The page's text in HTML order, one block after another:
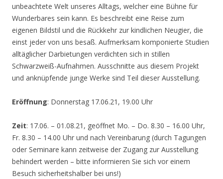
unbeachtete Welt unseres Alltags, welcher eine Bühne für
Wunderbares sein kann. Es beschreibt eine Reise zum
eigenen Bildstil und die Rückkehr zur kindlichen Neugier, die
einst jeder von uns besaß. Aufmerksam komponierte Studien
alltäglicher Darbietungen verdichten sich in stillen
Schwarzweiß-Aufnahmen. Ausschnitte aus diesem Projekt
und anknüpfende junge Werke sind Teil dieser Ausstellung.
Eröffnung: Donnerstag 17.06.21, 19.00 Uhr
Zeit: 17.06. – 01.08.21, geöffnet Mo. – Do. 8.30 – 16.00 Uhr,
Fr. 8.30 – 14.00 Uhr und nach Vereinbarung (durch Tagungen
oder Seminare kann zeitweise der Zugang zur Ausstellung
behindert werden – bitte informieren Sie sich vor einem
Besuch sicherheitshalber bei uns!)